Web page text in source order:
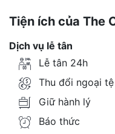
Tiện ích của The
Dịch vụ lễ tân
Lễ tân 24h
Thu đổi ngoại tệ
Giữ hành lý
Báo thức